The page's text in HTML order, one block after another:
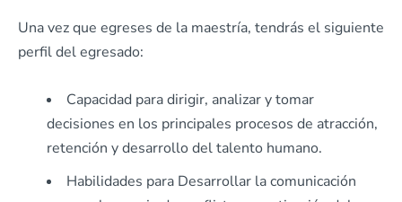
Una vez que egreses de la maestría, tendrás el siguiente
perfil del egresado:
Capacidad para dirigir, analizar y tomar
decisiones en los principales procesos de atracción,
retención y desarrollo del talento humano.
Habilidades para Desarrollar la comunicación